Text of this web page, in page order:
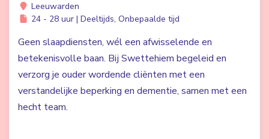
Leeuwarden
24 - 28 uur | Deeltijds, Onbepaalde tijd
Geen slaapdiensten, wél een afwisselende en
betekenisvolle baan. Bij Swettehiem begeleid en
verzorg je ouder wordende cliënten met een
verstandelijke beperking en dementie, samen met een
hecht team.